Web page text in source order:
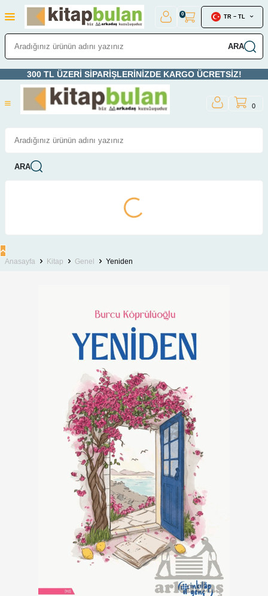
ARA
0 TR − TL
300 TL ÜZERİ SİPARİŞLERİNİZDE KARGO ÜCRETSİZ!
ARA
0
Anasayfa Kitap Genel Yeniden